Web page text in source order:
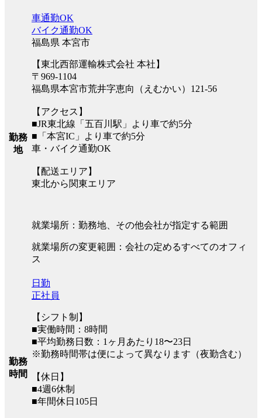
勤務
地
車通勤OK
バイク通勤OK
福島県 本宮市
【東北西部運輸株式会社 本社】
〒969-1104
福島県本宮市荒井字恵向（えむかい）121-56
【アクセス】
■JR東北線「五百川駅」より車で約5分
■「本宮IC」より車で約5分
車・バイク通勤OK
【配送エリア】
東北から関東エリア
就業場所：勤務地、その他会社が指定する範囲
就業場所の変更範囲：会社の定めるすべてのオフィ
ス
勤務
時間
日勤
正社員
【シフト制】
■実働時間：8時間
■平均勤務日数：1ヶ月あたり18〜23日
※勤務時間帯は便によって異なります（夜勤含む）
【休日】
■4週6休制
■年間休日105日